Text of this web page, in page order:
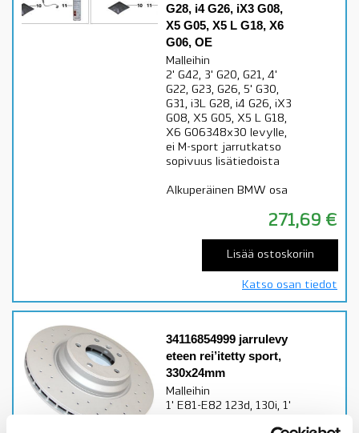
G28, i4 G26, iX3 G08,
X5 G05, X5 L G18, X6
G06, OE
Malleihin
2' G42, 3' G20, G21, 4'
G22, G23, G26, 5' G30,
G31, i3L G28, i4 G26, iX3
G08, X5 G05, X5 L G18,
X6 G06348x30 levylle,
ei M-sport jarrutkatso
sopivuus lisätiedoista
Alkuperäinen BMW osa
271,69 €
Lisää ostoskoriin
Katso osan tiedot
34116854999 jarrulevy
eteen rei’itetty sport,
330x24mm
Malleihin
1' E81-E82 123d, 130i, 1'